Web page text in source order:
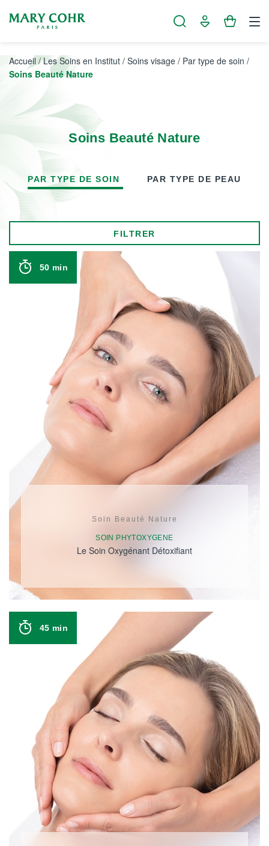
Accueil / Les Soins en Institut / Soins visage / Par type de soin /
Soins Beauté Nature
Soins Beauté Nature
PAR TYPE DE SOIN PAR TYPE DE PEAU
FILTRER
50 min
Soin Beauté Nature
SOIN PHYTOXYGENE
Le Soin Oxygénant Détoxifiant
45 min